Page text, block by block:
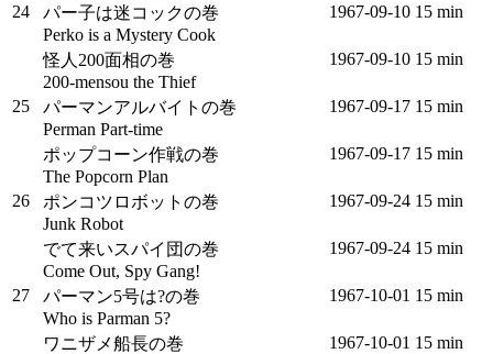
24
パー子は迷コックの巻
Perko is a Mystery Cook
1967‑09‑10 15 min
怪人200面相の巻
200-mensou the Thief
1967‑09‑10 15 min
25
パーマンアルバイトの巻
Perman Part-time
1967‑09‑17 15 min
ポップコーン作戦の巻
The Popcorn Plan
1967‑09‑17 15 min
26
ポンコツロボットの巻
Junk Robot
1967‑09‑24 15 min
でて来いスパイ団の巻
Come Out, Spy Gang!
1967‑09‑24 15 min
27
パーマン5号は?の巻
Who is Parman 5?
1967‑10‑01 15 min
ワニザメ船長の巻
1967‑10‑01 15 min